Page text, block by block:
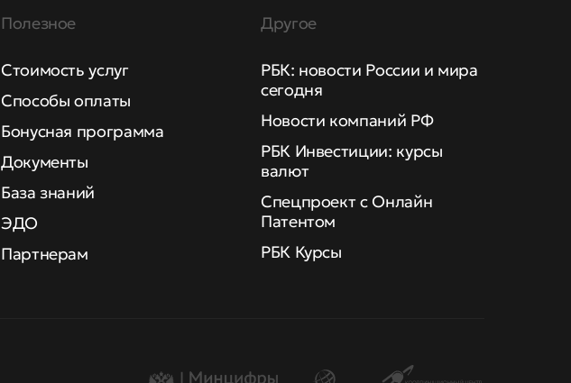
Полезное
Стоимость услуг
Способы оплаты
Бонусная программа
Документы
База знаний
ЭДО
Партнерам
Другое
РБК: новости России и мира
сегодня
Новости компаний РФ
РБК Инвестиции: курсы
валют
Спецпроект с Онлайн
Патентом
РБК Курсы